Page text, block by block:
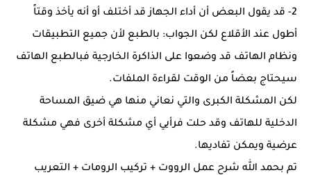
2- قد يقول البعض أن أداء الجهاز قد أختلف أو أنه يأخذ وقتاً
أطول عند الأقلاع لكن الجواب: بالطبع لأن جميع التطبيقات
ونظام الهاتف قد وضعوا على الذاكرة الخارجية فبالطبع الهاتف
سيحتاج بعضاً من الوقت لقراءة الملفات.
لكن المشكلة الكبرى والتي نعاني منها هي ضيق المساحة
الدخلية للهاتف وقد حلت فرأيي أي مشكلة أخرى فهي مشكلة
عرضية ويمكن تفاديها.
تم بحمد الله شرح عمل الرووت + تركيب الرومات + التعريب